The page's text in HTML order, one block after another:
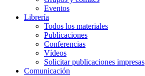
Eventos
Librería
Todos los materiales
Publicaciones
Conferencias
Vídeos
Solicitar publicaciones impresas
Comunicación